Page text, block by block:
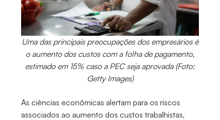
Uma das principais preocupações dos empresários é
o aumento dos custos com a folha de pagamento,
estimado em 15% caso a PEC seja aprovada (Foto:
Getty Images)
As ciências econômicas alertam para os riscos
associados ao aumento dos custos trabalhistas,